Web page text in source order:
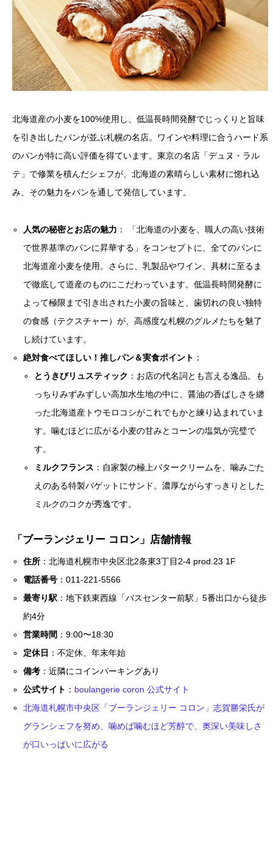
北海道産の小麦を100%使用し、低温長時間発酵でじっくりと旨味
を引き出したパンが並ぶ札幌の名店。ワインや料理に合うハード系
のパンが特に高い評価を得ています。東京の名店「デュヌ・ラル
テ」で修業を積んだシェフが、北海道の素晴らしい素材に惚れ込
み、その魅力をパンを通して発信しています。
人気の秘密とお店の魅力 ： 「北海道の小麦を、職人の高い技術
で世界基準のパンに昇華する」をコンセプトに、全てのパンに
北海道産小麦を使用。さらに、乳製品やワイン、具材に至るま
で徹底して道産のものにこだわっています。低温長時間発酵に
よって極限まで引き出された小麦の旨味と、歯切れの良い独特
の食感（テクスチャー）が、高感度な札幌のグルメたちを魅了
し続けています。
絶対食べてほしい！推しパン＆実食ポイント ：
とうきびリュスティック ：お店の代名詞とも言える逸品。も
っちりみずみずしい高加水生地の中に、醤油の香ばしさを纏
った北海道産トウモロコシがこれでもかと練り込まれていま
す。噛むほどに広がる小麦の甘みとコーンの塩気が完璧で
す。
ミルクフランス ：自家製の極上バタークリームを、噛みごた
えのある特製バゲットにサンド。濃厚ながらすっきりとした
ミルクのコクが秀逸です。
「ブーランジェリー コロン」店舗情報
住所 ：北海道札幌市中央区北2条東3丁目2-4 prod.23 1F
電話番号 ：011-221-5566
最寄り駅 ：地下鉄東西線「バスセンター前駅」5番出口から徒歩
約4分
営業時間 ：9:00〜18:30
定休日 ：不定休、年末年始
備考 ：近隣にコインパーキングあり
公式サイト ： boulangerie coron 公式サイト
北海道札幌市中央区「ブーランジェリー コロン」志賀勝栄氏が
グランシェフを努め、噛めば噛むほど芳醇で、奥深い美味しさ
が口いっぱいに広がる